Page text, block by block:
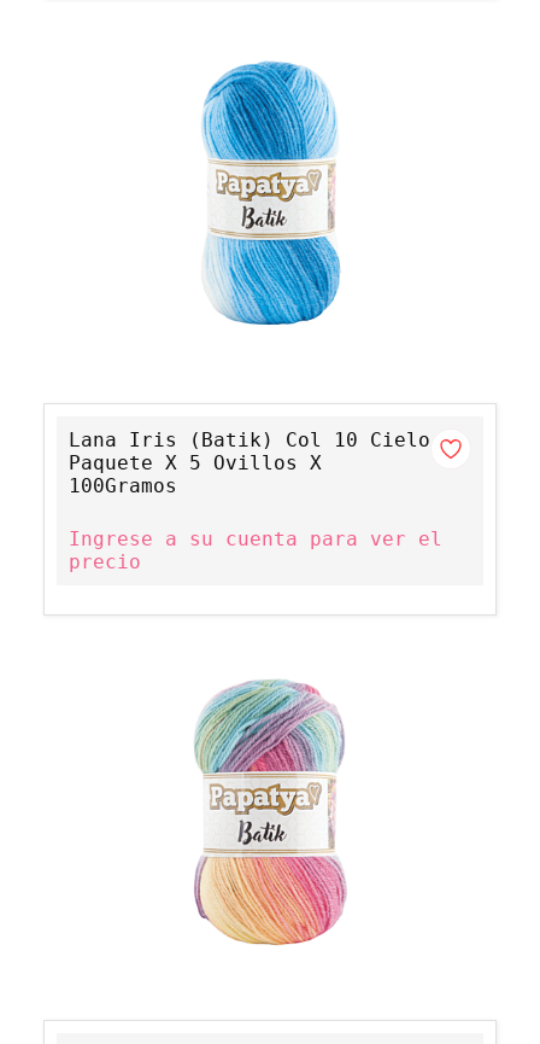
Lana Iris (Batik) Col 10 Cielo
Paquete X 5 Ovillos X
100Gramos
Ingrese a su cuenta para ver el
precio